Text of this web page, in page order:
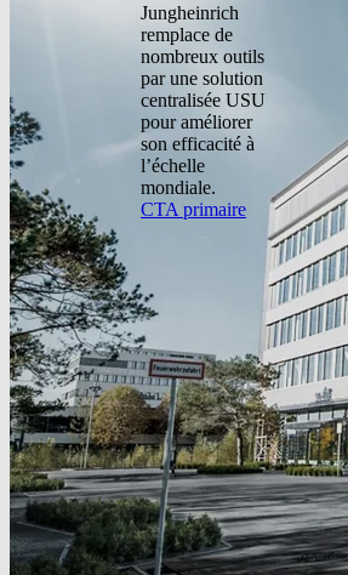
Jungheinrich
remplace de
nombreux outils
par une solution
centralisée USU
pour améliorer
son efficacité à
l’échelle
mondiale.
CTA primaire